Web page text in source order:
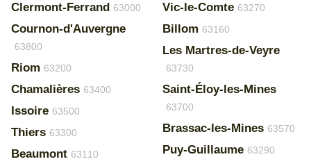
Clermont-Ferrand 63000
Cournon-d'Auvergne
63800
Riom 63200
Chamalières 63400
Issoire 63500
Thiers 63300
Beaumont 63110
Vic-le-Comte 63270
Billom 63160
Les Martres-de-Veyre
63730
Saint-Éloy-les-Mines
63700
Brassac-les-Mines 63570
Puy-Guillaume 63290